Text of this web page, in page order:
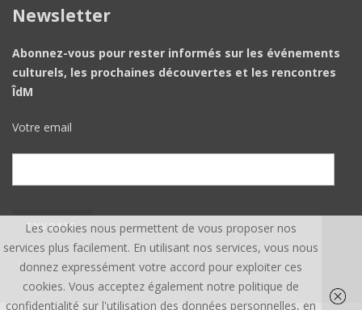
Newsletter
Abonnez-vous pour rester informés sur les événements
culturels, les prochaines découvertes et les rencontres
ÎdM
Votre email
Les cookies nous permettent de vous proposer nos
services plus facilement. En utilisant nos services, vous nous
donnez expressément votre accord pour exploiter ces
cookies. Vous acceptez également notre politique de
confidentialité sur l'utilisation des données personnelles, en